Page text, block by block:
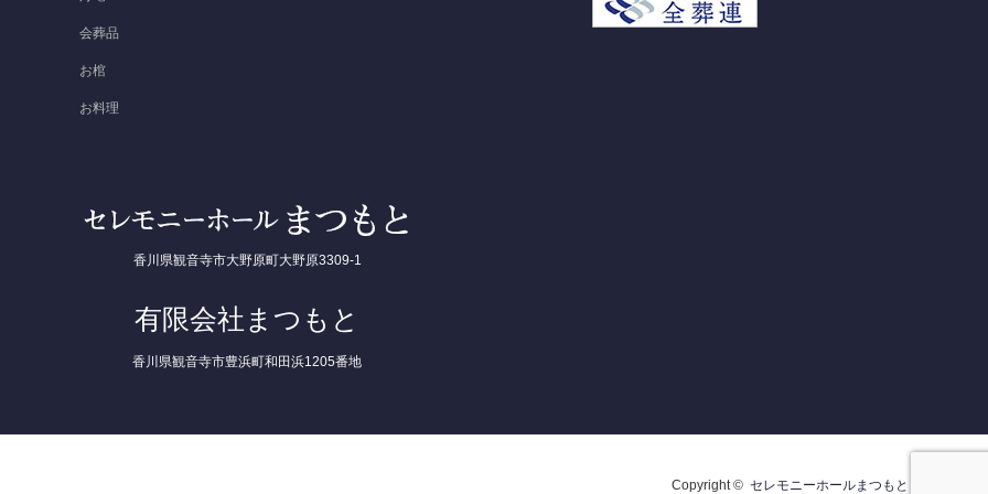
会葬品
お棺
お料理
香川県観音寺市大野原町大野原3309-1
有限会社まつもと
香川県観音寺市豊浜町和田浜1205番地
Copyright © セレモニーホールまつもと